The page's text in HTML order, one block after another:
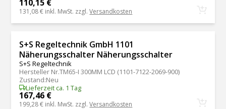
110,15 €
131,08 € inkl. MwSt. zzgl.Versandkosten
S+S Regeltechnik GmbH 1101
Näherungsschalter Näherungsschalter
S+S Regeltechnik
Hersteller Nr.TM65-I 300MM LCD (1101-7122-2069-900)
Zustand:Neu
Lieferzeit ca. 1 Tag
167,46 €
199,28 € inkl. MwSt. zzgl.Versandkosten